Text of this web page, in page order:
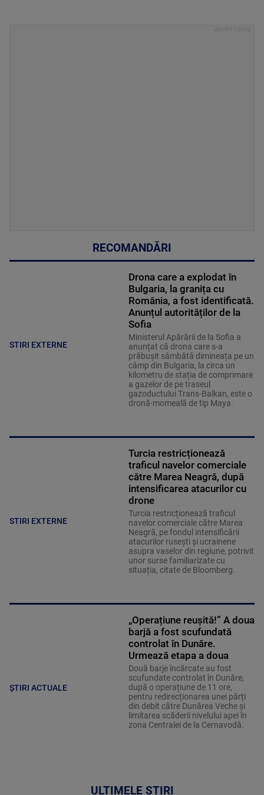
RECOMANDĂRI
STIRI EXTERNE
Drona care a explodat în
Bulgaria, la granița cu
România, a fost identificată.
Anunțul autorităților de la
Sofia
Ministerul Apărării de la Sofia a
anunțat că drona care s-a
prăbușit sâmbătă dimineața pe un
câmp din Bulgaria, la circa un
kilometru de stația de comprimare
a gazelor de pe traseul
gazoductului Trans-Balkan, este o
dronă-momeală de tip Maya.
STIRI EXTERNE
Turcia restricționează
traficul navelor comerciale
către Marea Neagră, după
intensificarea atacurilor cu
drone
Turcia restricționează traficul
navelor comerciale către Marea
Neagră, pe fondul intensificării
atacurilor rusești și ucrainene
asupra vaselor din regiune, potrivit
unor surse familiarizate cu
situația, citate de Bloomberg.
ȘTIRI ACTUALE
„Operațiune reușită!” A doua
barjă a fost scufundată
controlat în Dunăre.
Urmează etapa a doua
Două barje încărcate au fost
scufundate controlat în Dunăre,
după o operațiune de 11 ore,
pentru redirecționarea unei părți
din debit către Dunărea Veche și
limitarea scăderii nivelului apei în
zona Centralei de la Cernavodă.
ULTIMELE ȘTIRI